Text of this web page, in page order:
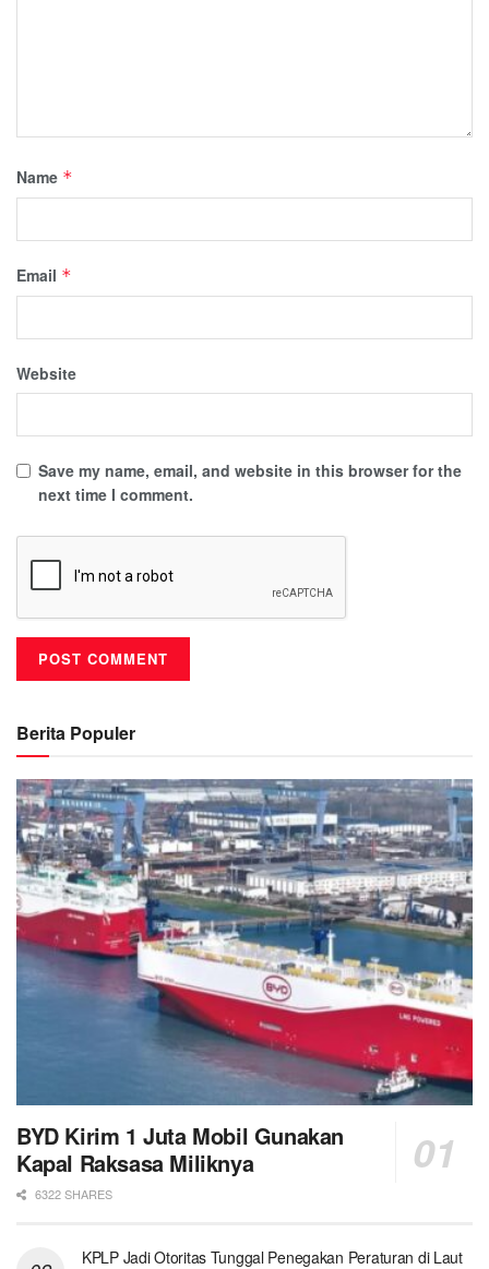
Name *
Email *
Website
Save my name, email, and website in this browser for the
next time I comment.
Berita Populer
BYD Kirim 1 Juta Mobil Gunakan
Kapal Raksasa Miliknya
6322 SHARES
KPLP Jadi Otoritas Tunggal Penegakan Peraturan di Laut